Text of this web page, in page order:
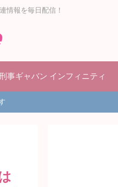
情報を毎日配信！
事ギャバン インフィニティ